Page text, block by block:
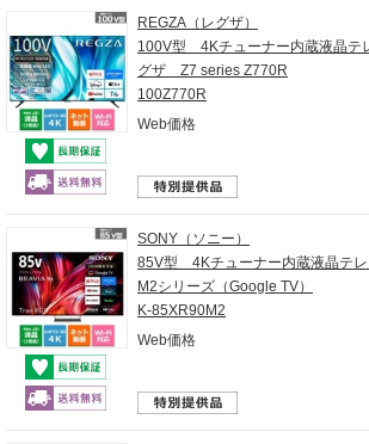
REGZA（レグザ）
100V型 4Kチューナー内蔵液晶
グザ Z7 series Z770R
100Z770R
Web価格
SONY（ソニー）
85V型 4Kチューナー内蔵液晶テ
M2シリーズ（Google TV）
K-85XR90M2
Web価格